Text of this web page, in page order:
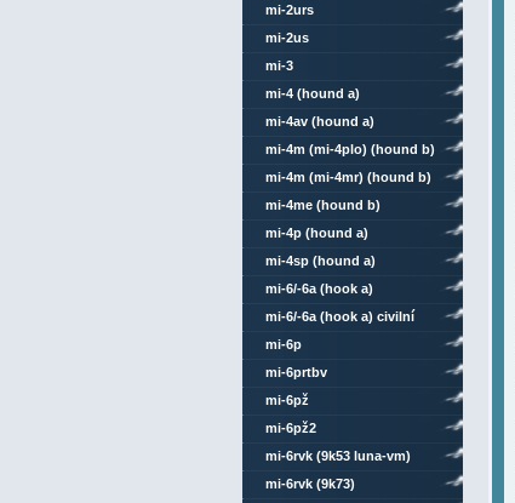
mi-2urs
mi-2us
mi-3
mi-4 (hound a)
mi-4av (hound a)
mi-4m (mi-4plo) (hound b)
mi-4m (mi-4mr) (hound b)
mi-4me (hound b)
mi-4p (hound a)
mi-4sp (hound a)
mi-6/-6a (hook a)
mi-6/-6a (hook a) civilní
mi-6p
mi-6prtbv
mi-6pž
mi-6pž2
mi-6rvk (9k53 luna-vm)
mi-6rvk (9k73)